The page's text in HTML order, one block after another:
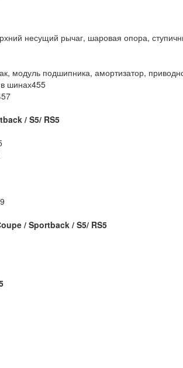
несущий рычаг, шаровая опора,
модуль подшипника, амортизатор,
шинах455
/S5/ RS5
/ Sportback / S5/ RS5